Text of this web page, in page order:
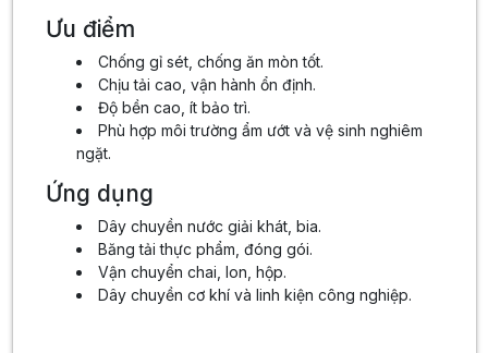
Ưu điểm
Chống gỉ sét, chống ăn mòn tốt.
Chịu tải cao, vận hành ổn định.
Độ bền cao, ít bảo trì.
Phù hợp môi trường ẩm ướt và vệ sinh nghiêm
ngặt.
Ứng dụng
Dây chuyền nước giải khát, bia.
Băng tải thực phẩm, đóng gói.
Vận chuyển chai, lon, hộp.
Dây chuyền cơ khí và linh kiện công nghiệp.